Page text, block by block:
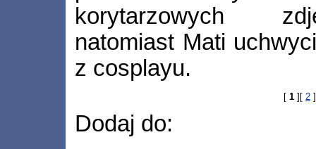
korytarzowych
natomiast Mati
z cosplayu.
[ 1 ][ 2
Dodaj do: